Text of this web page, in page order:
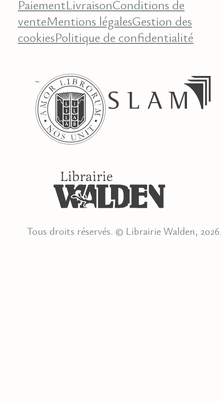
PaiementLivraisonConditions de
venteMentions légalesGestion des
cookiesPolitique de confidentialité
Tous droits réservés. © Librairie Walden,